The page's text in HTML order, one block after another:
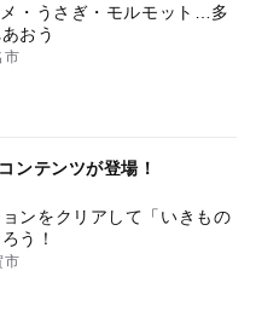
ます。
・うさぎ・モルモット…多
おう
市
ンテンツが登場！
ンをクリアして「いきもの
う！
市